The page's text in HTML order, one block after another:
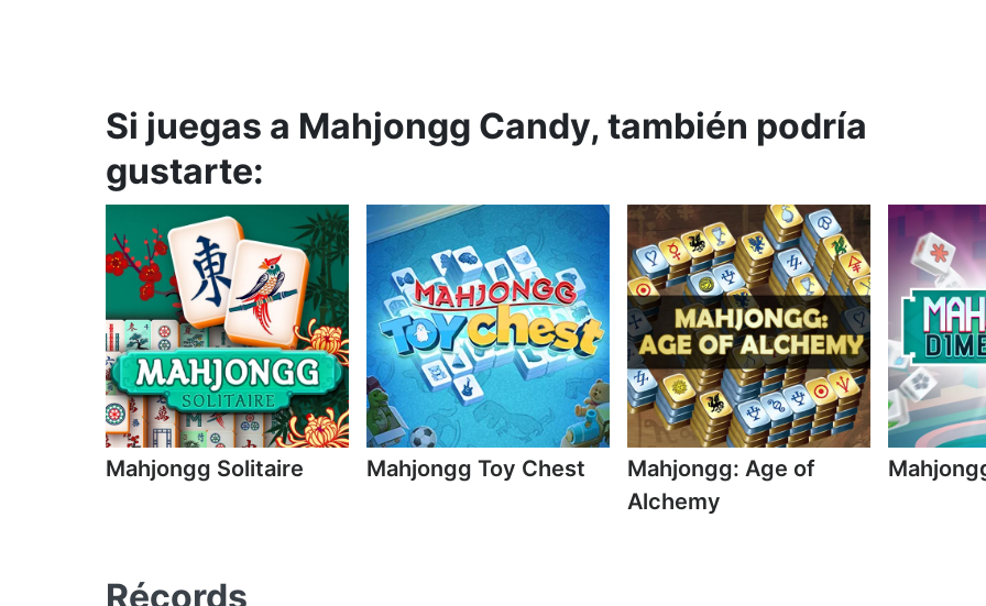
Si juegas a Mahjongg Candy, también podría
gustarte:
Mahjongg Solitaire Mahjongg Toy Chest
Mahjongg: Age of
Alchemy
Récords